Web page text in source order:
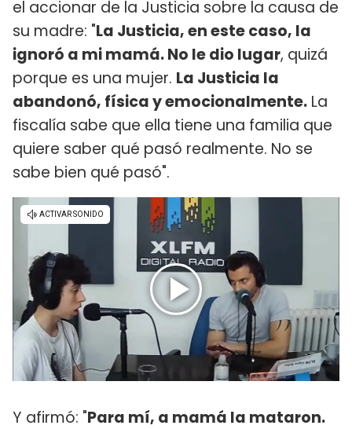
el accionar de la Justicia sobre la causa de
su madre: "La Justicia, en este caso, la
ignoró a mi mamá. No le dio lugar, quizá
porque es una mujer. La Justicia la
abandonó, física y emocionalmente. La
fiscalía sabe que ella tiene una familia que
quiere saber qué pasó realmente. No se
sabe bien qué pasó".
Y afirmó: "Para mí, a mamá la mataron.